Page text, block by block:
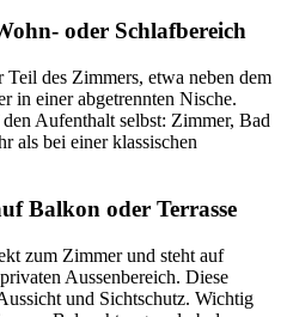
oder Schlafbereich
des Zimmers, etwa neben dem
in einer abgetrennten Nische.
Aufenthalt selbst: Zimmer, Bad
als bei einer klassischen
Balkon oder Terrasse
zum Zimmer und steht auf
Aussenbereich. Diese
und Sichtschutz. Wichtig